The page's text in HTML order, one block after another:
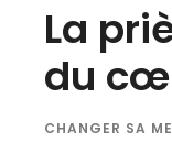
La
du
CHANGER SA